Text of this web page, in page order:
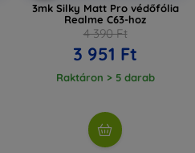
3mk Silky Matt Pro védőfólia
Realme C63-hoz
4 390 Ft
3 951 Ft
Raktáron > 5 darab